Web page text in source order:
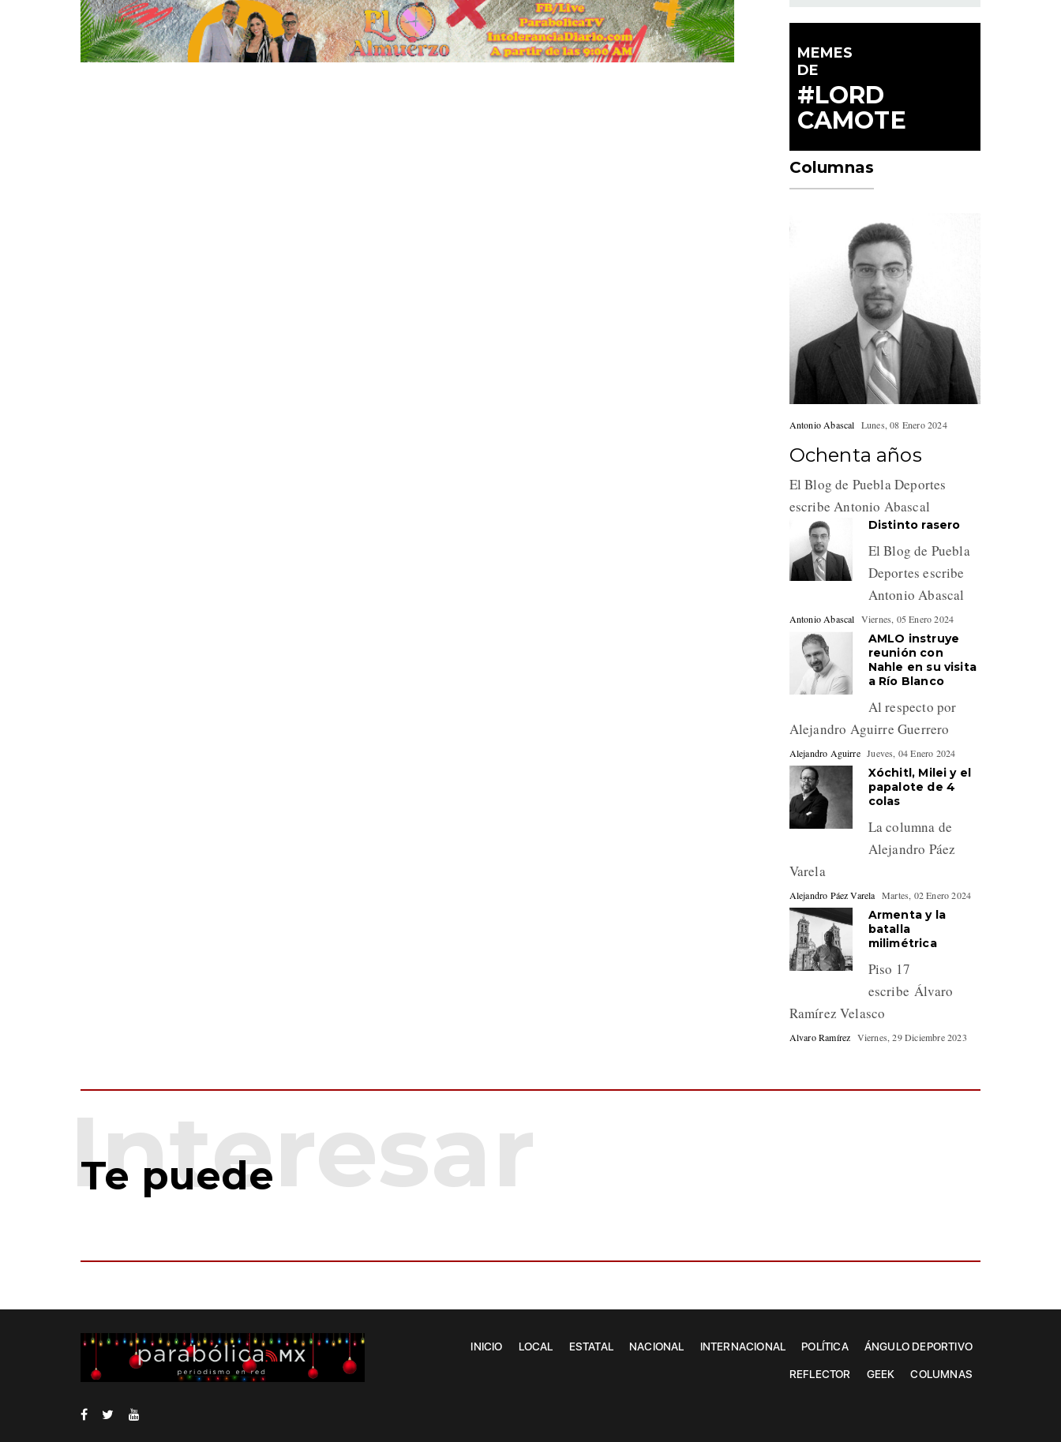
MEMES
DE
#LORD
CAMOTE
Columnas
Antonio Abascal Lunes, 08 Enero 2024
Ochenta años
El Blog de Puebla Deportes
escribe Antonio Abascal
Distinto rasero
El Blog de Puebla
Deportes escribe
Antonio Abascal
Antonio Abascal Viernes, 05 Enero 2024
AMLO instruye
reunión con
Nahle en su visita
a Río Blanco
Al respecto por
Alejandro Aguirre Guerrero
Alejandro Aguirre Jueves, 04 Enero 2024
Xóchitl, Milei y el
papalote de 4
colas
La columna de
Alejandro Páez
Varela
Alejandro Páez Varela Martes, 02 Enero 2024
Armenta y la
batalla
milimétrica
Piso 17
escribe Álvaro
Ramírez Velasco
Alvaro Ramírez Viernes, 29 Diciembre 2023
Te puede
INICIO LOCAL ESTATAL NACIONAL INTERNACIONAL POLÍTICA ÁNGULO DEPORTIVO
REFLECTOR GEEK COLUMNAS